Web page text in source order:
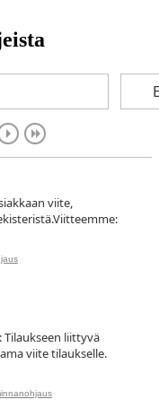
viite,
Tilaukseen liittyvä
viite tilaukselle.